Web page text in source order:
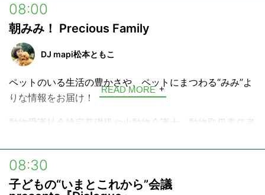
https://steenz.jp/search/?keyword=CLUB+CEO
08:00
朝みみ！ Precious Family
DJ mapi松本ともこ
ペットのいる生活の豊かさや、ペットにまつわる“みみ”よ
りな情報をお届け！
動物愛護社会検定基礎級や小動物介護士、動物取扱責任者
【DOG BLESS YOU】にてペットライフにまつわる様々な
情報を発信しているラジオパーソナリティ、DJ mapi松本
ともこが、リスナーやゲストとともにペットと暮らすこと
READ MORE
08:30
子どもの“いまとこれから”会議